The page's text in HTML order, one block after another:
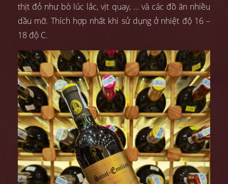
thịt đỏ như bò lúc lắc, vịt quay, … và các đồ ăn nhiều
dầu mỡ. Thích hợp nhất khi sử dụng ở nhiệt độ 16 –
18 độ C.